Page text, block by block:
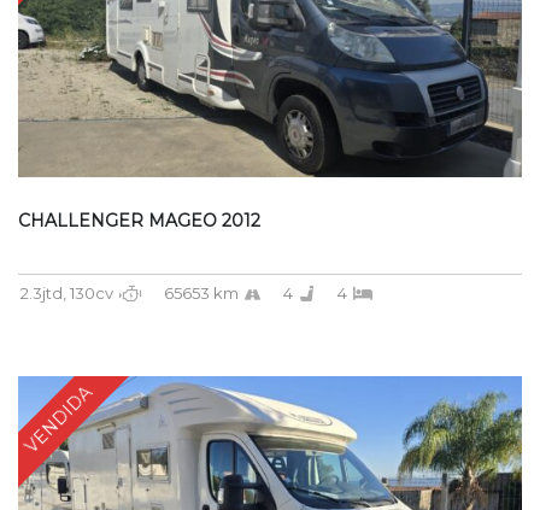
CHALLENGER MAGEO 2012
2.3jtd, 130cv 65653 km 4 4
VENDIDA